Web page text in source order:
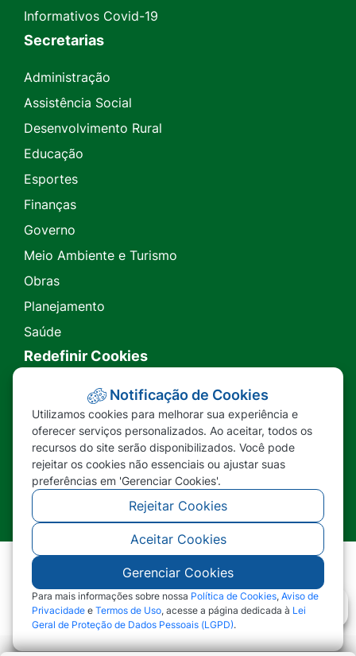
Informativos Covid-19
Secretarias
Administração
Assistência Social
Desenvolvimento Rural
Educação
Esportes
Finanças
Governo
Meio Ambiente e Turismo
Obras
Planejamento
Saúde
Redefinir Cookies
Transparência
Ouvidoria
SIC
©2026 - Prefeitura Municipal de Nova Lacerda -
MT - Todos os direitos reservados
Notificação de Cookies
Utilizamos cookies para melhorar sua experiência e
oferecer serviços personalizados. Ao aceitar, todos os
recursos do site serão disponibilizados. Você pode
rejeitar os cookies não essenciais ou ajustar suas
preferências em 'Gerenciar Cookies'.
Rejeitar Cookies
Aceitar Cookies
Gerenciar Cookies
Para mais informações sobre nossa Política de Cookies, Aviso de
Privacidade e Termos de Uso, acesse a página dedicada à Lei
Geral de Proteção de Dados Pessoais (LGPD).